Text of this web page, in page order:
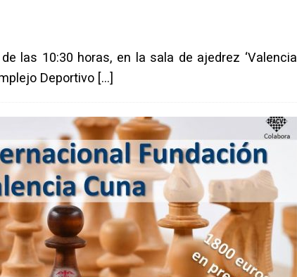
las 10:30 horas, en la sala de ajedrez ‘Valencia
Deportivo […]